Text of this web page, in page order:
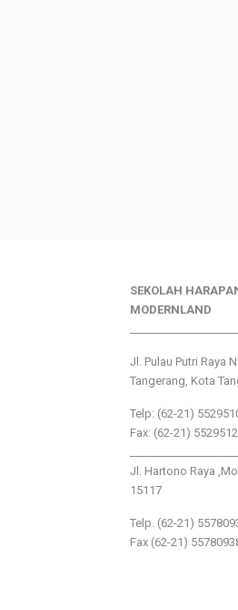
SEKOLAH
MODERNLAND
Jl. Pulau Putri Raya
Tangerang, Kota
Telp: (62-21)
Fax: (62-21) 5529512
Jl. Hartono Raya
15117
Telp. (62-21)
Fax (62-21)